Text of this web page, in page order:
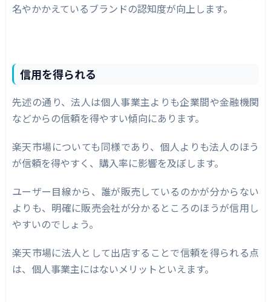
名やかかえているブランドの認知度が向上します。
信用を得られる
先述の通り、法人は個人事業主よりも企業間や金融機関
などからの信頼を得やすい傾向にあります。
楽天市場についても同様であり、個人よりも法人のほう
が信頼を得やすく、購入率に影響を及ぼします。
ユーザー目線から、誰が販売しているのかが分からない
よりも、明確に販売会社が分かるところのほうが信用し
やすいのでしょう。
楽天市場に法人として出店することで信頼を得られる点
は、個人事業主にはないメリットといえます。